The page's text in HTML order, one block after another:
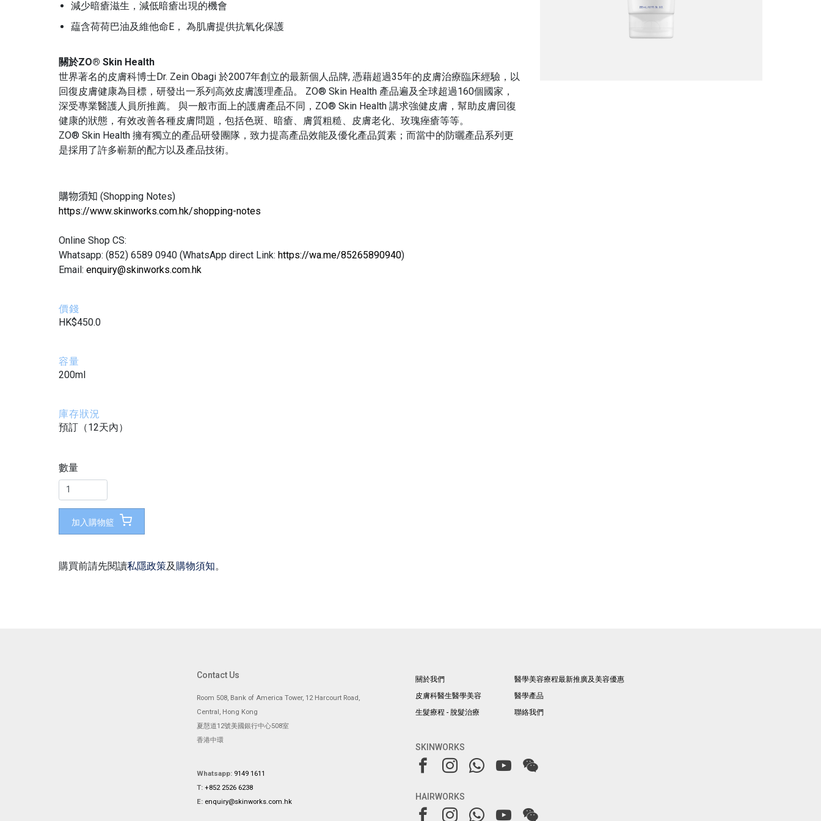
減少暗瘡滋生，減低暗瘡出現的機會
藴含荷荷巴油及維他命E， 為肌膚提供抗氧化保護
關於ZO® Skin Health
世界著名的皮膚科博士Dr. Zein Obagi 於2007年創立的最新個人品牌, 憑藉超過35年的皮膚治療臨床經驗，以
回復皮膚健康為目標，研發出一系列高效皮膚護理產品。 ZO® Skin Health 產品遍及全球超過160個國家，
深受專業醫護人員所推薦。 與一般市面上的護膚產品不同，ZO® Skin Health 講求強健皮膚，幫助皮膚回復
健康的狀態，有效改善各種皮膚問題，包括色斑、暗瘡、膚質粗糙、皮膚老化、玫瑰痤瘡等等。
ZO® Skin Health 擁有獨立的產品研發團隊，致力提高產品效能及優化產品質素；而當中的防曬產品系列更
是採用了許多嶄新的配方以及產品技術。
購物須知 (Shopping Notes)
https://www.skinworks.com.hk/shopping-notes
Online Shop CS:
Whatsapp: (852) 6589 0940 (WhatsApp direct Link: https://wa.me/85265890940)
Email: enquiry@skinworks.com.hk
價錢
HK$450.0
容量
200ml
庫存狀況
預訂（12天內）
數量
加入購物籃
購買前請先閱讀私隱政策及購物須知。
Contact Us
Room 508, Bank of America Tower, 12 Harcourt Road,
Central, Hong Kong
夏慤道12號美國銀行中心508室
香港中環
Whatsapp: 9149 1611
T: +852 2526 6238
E: enquiry@skinworks.com.hk
關於我們
皮膚科醫生醫學美容
生髮療程 - 脫髮治療
醫學美容療程最新推廣及美容優惠
醫學產品
聯絡我們
SKINWORKS
HAIRWORKS